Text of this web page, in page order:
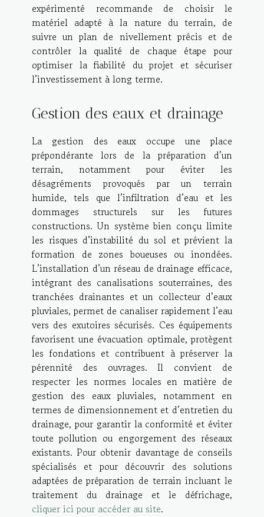
expérimenté recommande de choisir le
matériel adapté à la nature du terrain, de
suivre un plan de nivellement précis et de
contrôler la qualité de chaque étape pour
optimiser la fiabilité du projet et sécuriser
l’investissement à long terme.
Gestion des eaux et drainage
La gestion des eaux occupe une place
prépondérante lors de la préparation d’un
terrain, notamment pour éviter les
désagréments provoqués par un terrain
humide, tels que l’infiltration d’eau et les
dommages structurels sur les futures
constructions. Un système bien conçu limite
les risques d’instabilité du sol et prévient la
formation de zones boueuses ou inondées.
L’installation d’un réseau de drainage efficace,
intégrant des canalisations souterraines, des
tranchées drainantes et un collecteur d’eaux
pluviales, permet de canaliser rapidement l’eau
vers des exutoires sécurisés. Ces équipements
favorisent une évacuation optimale, protègent
les fondations et contribuent à préserver la
pérennité des ouvrages. Il convient de
respecter les normes locales en matière de
gestion des eaux pluviales, notamment en
termes de dimensionnement et d’entretien du
drainage, pour garantir la conformité et éviter
toute pollution ou engorgement des réseaux
existants. Pour obtenir davantage de conseils
spécialisés et pour découvrir des solutions
adaptées de préparation de terrain incluant le
traitement du drainage et le défrichage,
cliquer ici pour accéder au site.